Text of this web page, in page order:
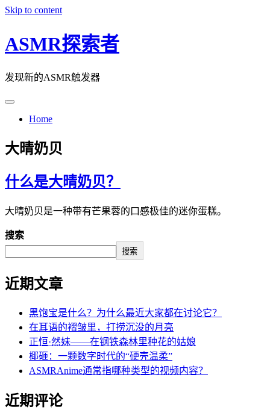
Skip to content
ASMR探索者
发现新的ASMR触发器
Home
大晴奶贝
什么是大晴奶贝？
大晴奶贝是一种带有芒果蓉的口感极佳的迷你蛋糕。
搜索
搜索
近期文章
黑饱宝是什么？为什么最近大家都在讨论它？
在耳语的褶皱里，打捞沉没的月亮
正恒·然妹——在钢铁森林里种花的姑娘
椰砸：一颗数字时代的“硬壳温柔”
ASMRAnime通常指哪种类型的视频内容？
近期评论